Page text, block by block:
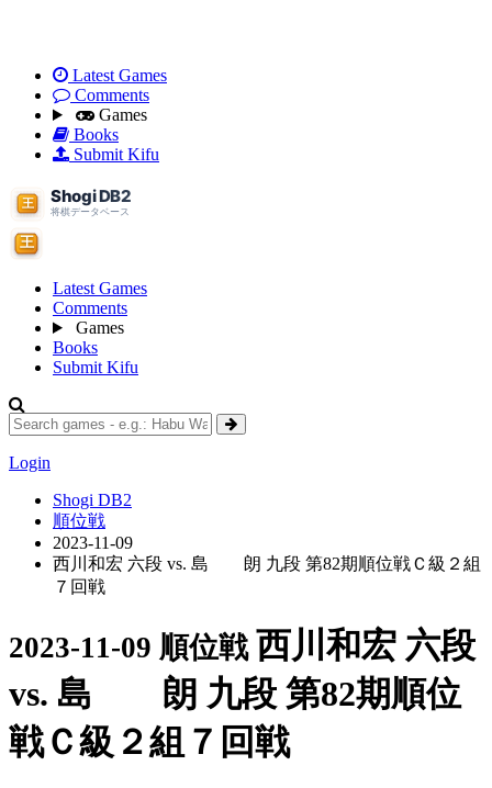
Latest Games
Comments
Games
Books
Submit Kifu
Latest Games
Comments
Games
Books
Submit Kifu
Login
Shogi DB2
順位戦
2023-11-09
西川和宏 六段 vs. 島 朗 九段 第82期順位戦Ｃ級２組
７回戦
2023-11-09 順位戦 西川和宏 六段
vs. 島 朗 九段 第82期順位
戦Ｃ級２組７回戦